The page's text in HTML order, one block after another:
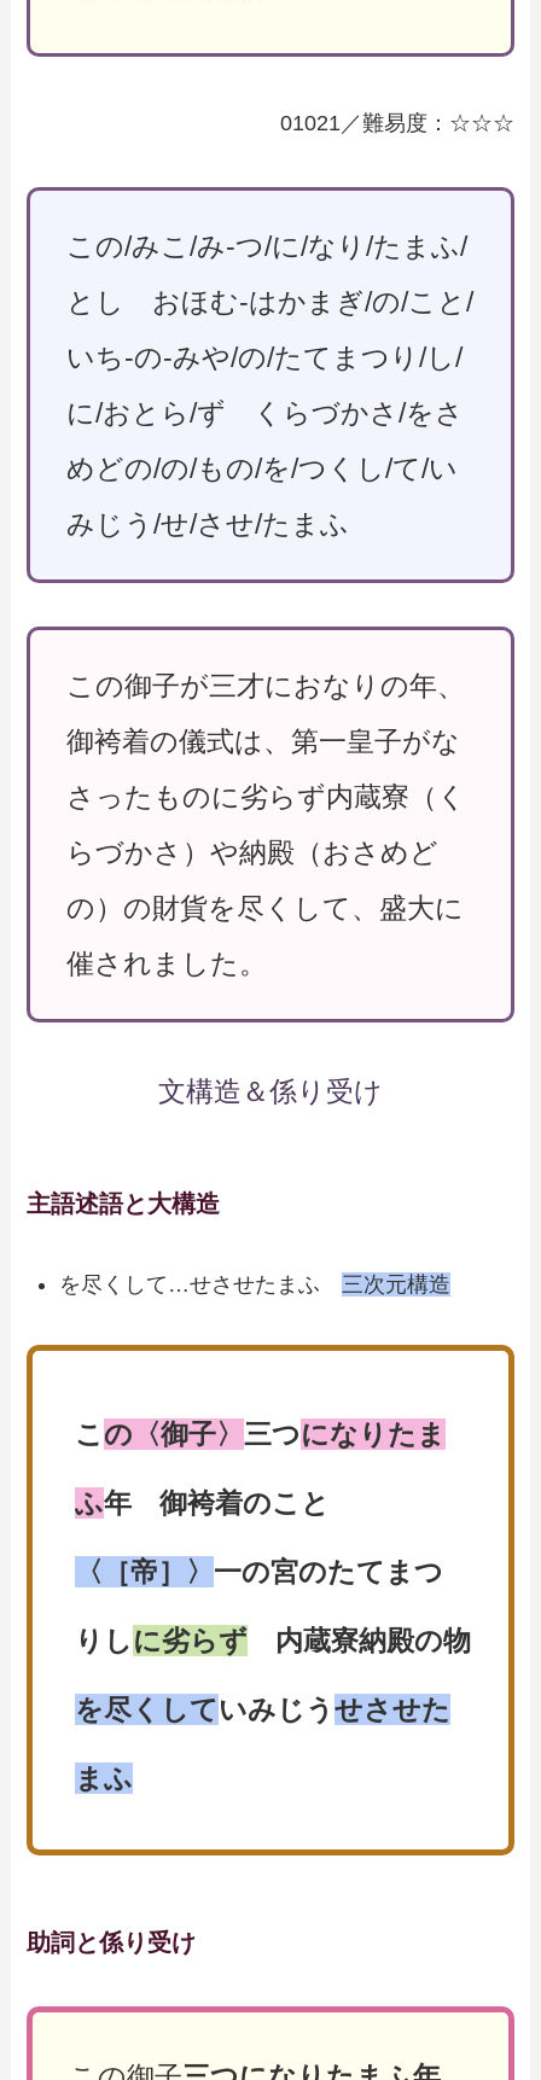
01021／難易度：☆☆☆
この/みこ/み-つ/に/なり/たまふ/
とし おほむ-はかまぎ/の/こと/
いち-の-みや/の/たてまつり/し/
に/おとら/ず くらづかさ/をさ
めどの/の/もの/を/つくし/て/い
みじう/せ/させ/たまふ
この御子が三才におなりの年、
御袴着の儀式は、第一皇子がな
さったものに劣らず内蔵寮（く
らづかさ）や納殿（おさめど
の）の財貨を尽くして、盛大に
催されました。
文構造＆係り受け
主語述語と大構造
を尽くして…せさせたまふ 三次元構造
この〈御子〉 三つになりたま
ふ年 御袴着のこと
〈［帝］〉 一の宮のたてまつ
りしに劣らず内蔵寮納殿の物
を尽くしていみじう せさせた
まふ
助詞と係り受け